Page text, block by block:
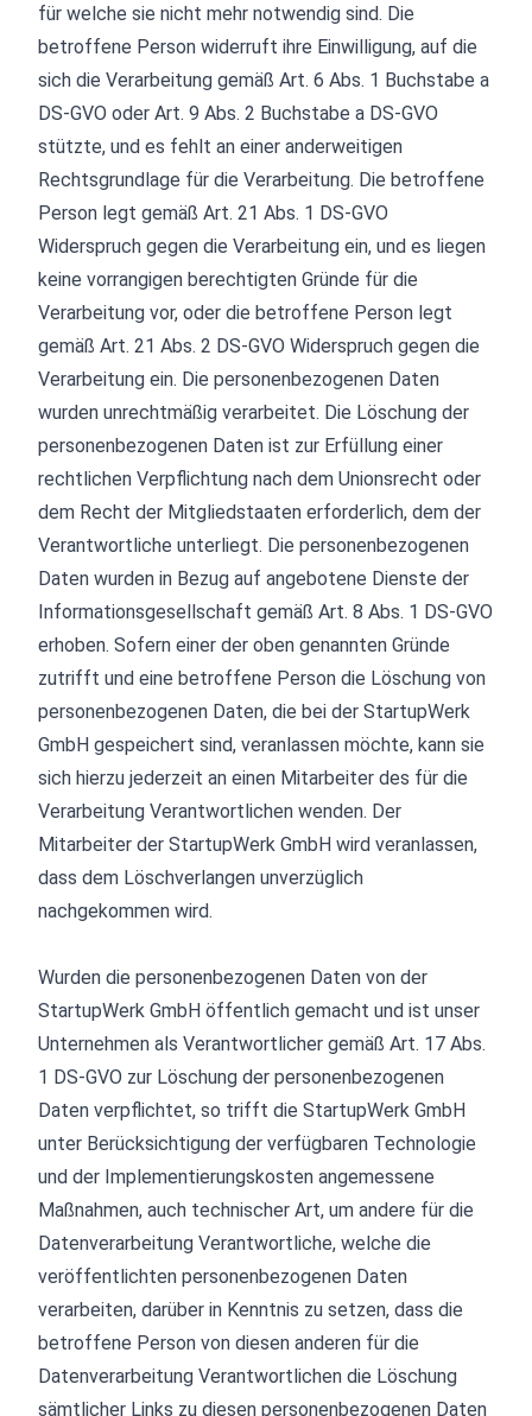
für welche sie nicht mehr notwendig sind. Die
betroffene Person widerruft ihre Einwilligung, auf die
sich die Verarbeitung gemäß Art. 6 Abs. 1 Buchstabe a
DS-GVO oder Art. 9 Abs. 2 Buchstabe a DS-GVO
stützte, und es fehlt an einer anderweitigen
Rechtsgrundlage für die Verarbeitung. Die betroffene
Person legt gemäß Art. 21 Abs. 1 DS-GVO
Widerspruch gegen die Verarbeitung ein, und es liegen
keine vorrangigen berechtigten Gründe für die
Verarbeitung vor, oder die betroffene Person legt
gemäß Art. 21 Abs. 2 DS-GVO Widerspruch gegen die
Verarbeitung ein. Die personenbezogenen Daten
wurden unrechtmäßig verarbeitet. Die Löschung der
personenbezogenen Daten ist zur Erfüllung einer
rechtlichen Verpflichtung nach dem Unionsrecht oder
dem Recht der Mitgliedstaaten erforderlich, dem der
Verantwortliche unterliegt. Die personenbezogenen
Daten wurden in Bezug auf angebotene Dienste der
Informationsgesellschaft gemäß Art. 8 Abs. 1 DS-GVO
erhoben. Sofern einer der oben genannten Gründe
zutrifft und eine betroffene Person die Löschung von
personenbezogenen Daten, die bei der StartupWerk
GmbH gespeichert sind, veranlassen möchte, kann sie
sich hierzu jederzeit an einen Mitarbeiter des für die
Verarbeitung Verantwortlichen wenden. Der
Mitarbeiter der StartupWerk GmbH wird veranlassen,
dass dem Löschverlangen unverzüglich
nachgekommen wird.
Wurden die personenbezogenen Daten von der
StartupWerk GmbH öffentlich gemacht und ist unser
Unternehmen als Verantwortlicher gemäß Art. 17 Abs.
1 DS-GVO zur Löschung der personenbezogenen
Daten verpflichtet, so trifft die StartupWerk GmbH
unter Berücksichtigung der verfügbaren Technologie
und der Implementierungskosten angemessene
Maßnahmen, auch technischer Art, um andere für die
Datenverarbeitung Verantwortliche, welche die
veröffentlichten personenbezogenen Daten
verarbeiten, darüber in Kenntnis zu setzen, dass die
betroffene Person von diesen anderen für die
Datenverarbeitung Verantwortlichen die Löschung
sämtlicher Links zu diesen personenbezogenen Daten